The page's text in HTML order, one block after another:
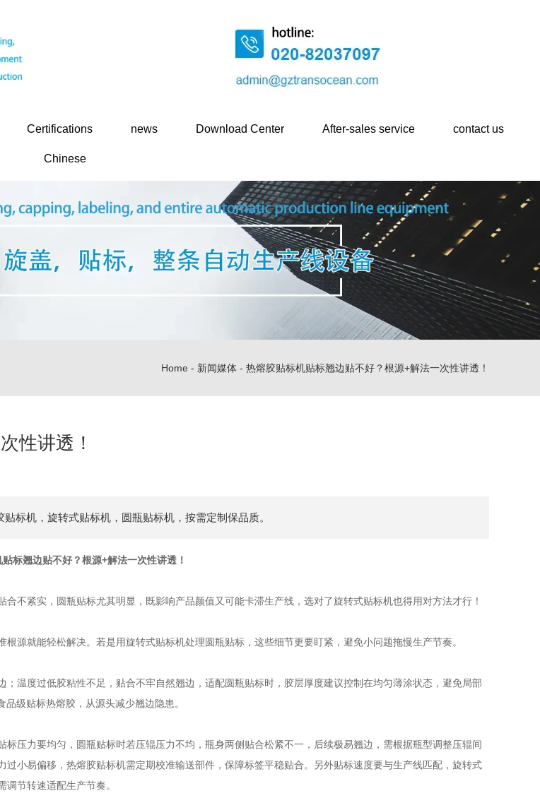
Certifications news Download Center After-sales service contact us
Chinese
Home - 新闻媒体 - 热熔胶贴标机贴标翘边贴不好？根源+解法一次性讲透！
性讲透！
标机，旋转式贴标机，圆瓶贴标机，按需定制保品质。
标翘边贴不好？根源+解法一次性讲透！
不紧实，圆瓶贴标尤其明显，既影响产品颜值又可能卡滞生产线，选对了旋转式贴标机也得用对方法才行！
源就能轻松解决。若是用旋转式贴标机处理圆瓶贴标，这些细节更要盯紧，避免小问题拖慢生产节奏。
温度过低胶粘性不足，贴合不牢自然翘边，适配圆瓶贴标时，胶层厚度建议控制在均匀薄涂状态，避免局部
级贴标热熔胶，从源头减少翘边隐患。
压力要均匀，圆瓶贴标时若压辊压力不均，瓶身两侧贴合松紧不一，后续极易翘边，需根据瓶型调整压辊间
小易偏移，热熔胶贴标机需定期校准输送部件，保障标签平稳贴合。另外贴标速度要与生产线匹配，旋转式
节转速适配生产节奏。